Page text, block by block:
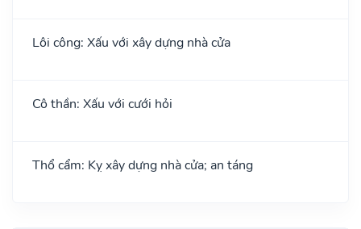
Lôi công: Xấu với xây dựng nhà cửa
Cô thần: Xấu với cưới hỏi
Thổ cẩm: Kỵ xây dựng nhà cửa; an táng